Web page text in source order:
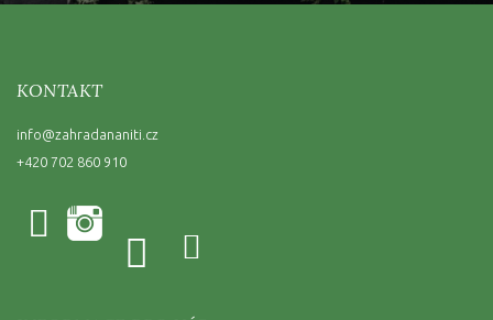
KONTAKT
info@zahradananiti.cz
+420 702 860 910